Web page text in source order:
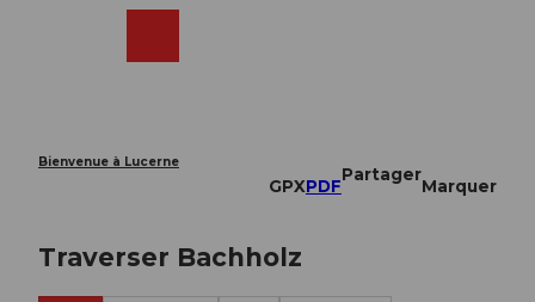
Bienvenue à Lucerne
GPXPDF
Partager
Marquer
Traverser Bachholz